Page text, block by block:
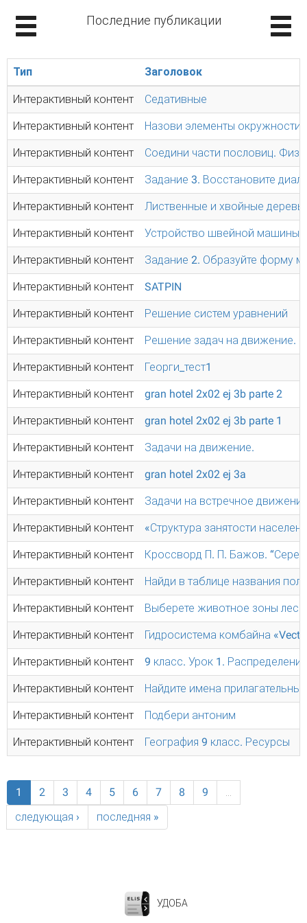
Последние публикации
Тип Заголовок
Интерактивный контент Седативные
Интерактивный контент Назови элементы окружности.
Интерактивный контент Соедини части пословиц.
Интерактивный контент Задание 3. Восстановите
Интерактивный контент Лиственные и хвойные
Интерактивный контент Устройство швейной машины
Интерактивный контент Задание 2. Образуйте форму
Интерактивный контент SATPIN
Интерактивный контент Решение систем уравнений
Интерактивный контент Решение задач на движение.
Интерактивный контент Георги_тест1
Интерактивный контент gran hotel 2x02 ej 3b parte 2
Интерактивный контент gran hotel 2x02 ej 3b parte 1
Интерактивный контент Задачи на движение.
Интерактивный контент gran hotel 2x02 ej 3a
Интерактивный контент Задачи на встречное
Интерактивный контент «Структура занятости
Интерактивный контент Кроссворд П. П. Бажов.
Интерактивный контент Найди в таблице названия
Интерактивный контент Выберете животное зоны
Интерактивный контент Гидросистема комбайна
Интерактивный контент 9 класс. Урок 1.
Интерактивный контент Найдите имена прилагательные
Интерактивный контент Подбери антоним
Интерактивный контент География 9 класс. Ресурсы
1 2 3 4 5 6 7 8 9
…
следующая ›
последняя »
УДОБА